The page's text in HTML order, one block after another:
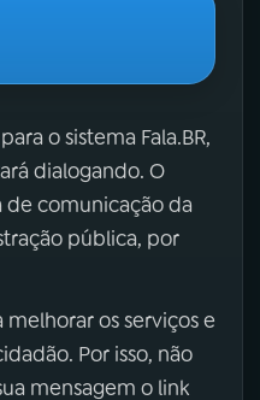
o sistema Fala.BR,
dialogando. O
de comunicação da
pública, por
melhorar os serviços e
Por isso, não
mensagem o link